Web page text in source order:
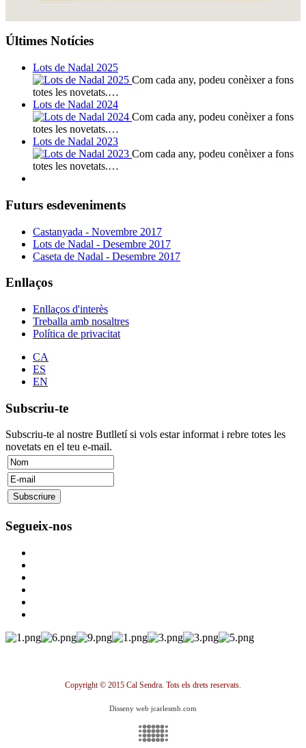
Últimes Notícies
Lots de Nadal 2025
Com cada any, podeu conèixer a fons
totes les novetats.…
Lots de Nadal 2024
Com cada any, podeu conèixer a fons
totes les novetats.…
Lots de Nadal 2023
Com cada any, podeu conèixer a fons
totes les novetats.…
Futurs esdeveniments
Castanyada - Novembre 2017
Lots de Nadal - Desembre 2017
Caseta de Nadal - Desembre 2017
Enllaços
Enllaços d'interès
Treballa amb nosaltres
Política de privacitat
CA
ES
EN
Subscriu-te
Subscriu-te al nostre Butlletí si vols estar informat i rebre totes les
novetats en el teu e-mail.
Segueix-nos
Copyright © 2015 Cal Sendra. Tots els drets reservats.
Disseny web jcarlesmb.com